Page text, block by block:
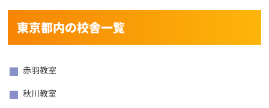
東京都内の校舎一覧
赤羽教室
秋川教室